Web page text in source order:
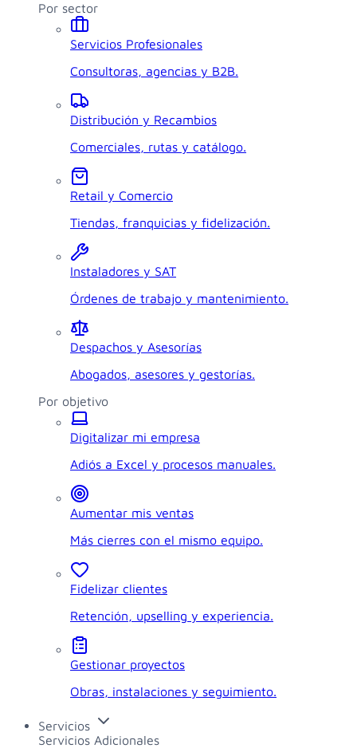
Por sector
Servicios Profesionales
Consultoras, agencias y B2B.
Distribución y Recambios
Comerciales, rutas y catálogo.
Retail y Comercio
Tiendas, franquicias y fidelización.
Instaladores y SAT
Órdenes de trabajo y mantenimiento.
Despachos y Asesorías
Abogados, asesores y gestorías.
Por objetivo
Digitalizar mi empresa
Adiós a Excel y procesos manuales.
Aumentar mis ventas
Más cierres con el mismo equipo.
Fidelizar clientes
Retención, upselling y experiencia.
Gestionar proyectos
Obras, instalaciones y seguimiento.
Servicios
Servicios Adicionales